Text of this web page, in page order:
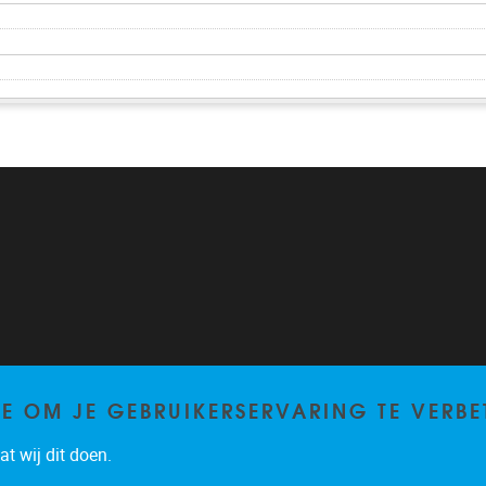
JE GEBRUIKERSERVARING TE
wij dit doen.